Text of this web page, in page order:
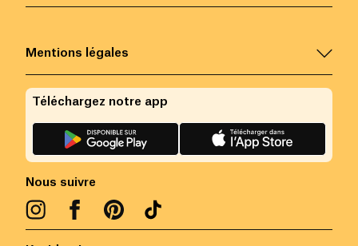
Mentions légales
Nous suivre
Téléchargez notre app